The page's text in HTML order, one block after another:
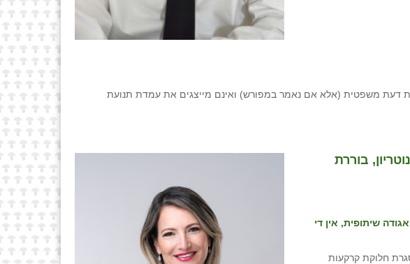
דעת משפטית (אלא אם נאמר במפורש) ואינם מייצגים את עמדת תנועת
בוררת
שיתופית, אין די
חלוקת קרקעות